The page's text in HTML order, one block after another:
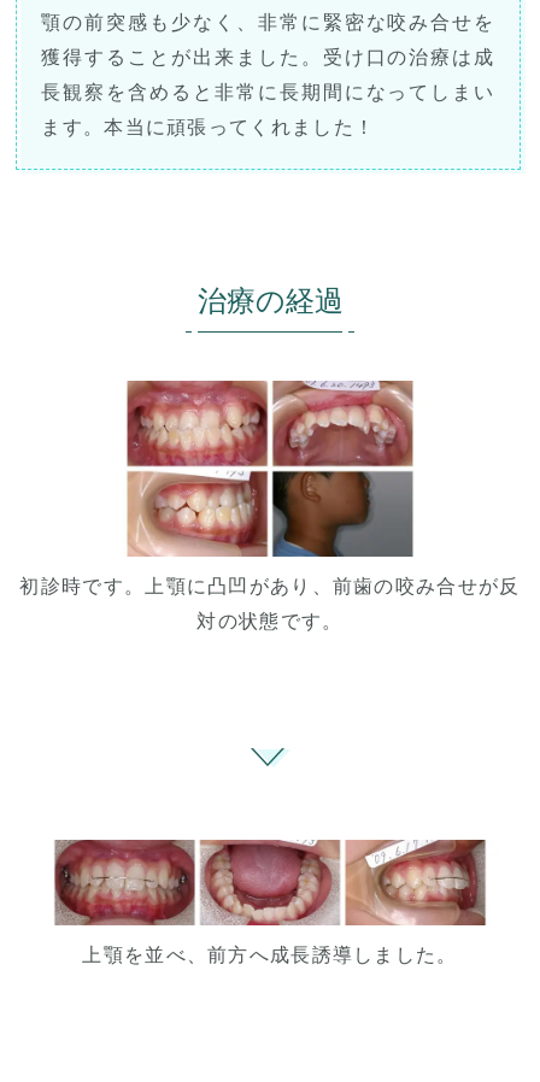
顎の前突感も少なく、非常に緊密な咬み合せを
獲得することが出来ました。受け口の治療は成
長観察を含めると非常に長期間になってしまい
ます。本当に頑張ってくれました！
治療の経過
初診時です。上顎に凸凹があり、前歯の咬み合せが反
対の状態です。
上顎を並べ、前方へ成長誘導しました。